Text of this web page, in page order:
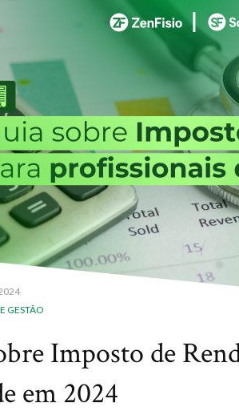
GESTÃO
Imposto de
em 2024